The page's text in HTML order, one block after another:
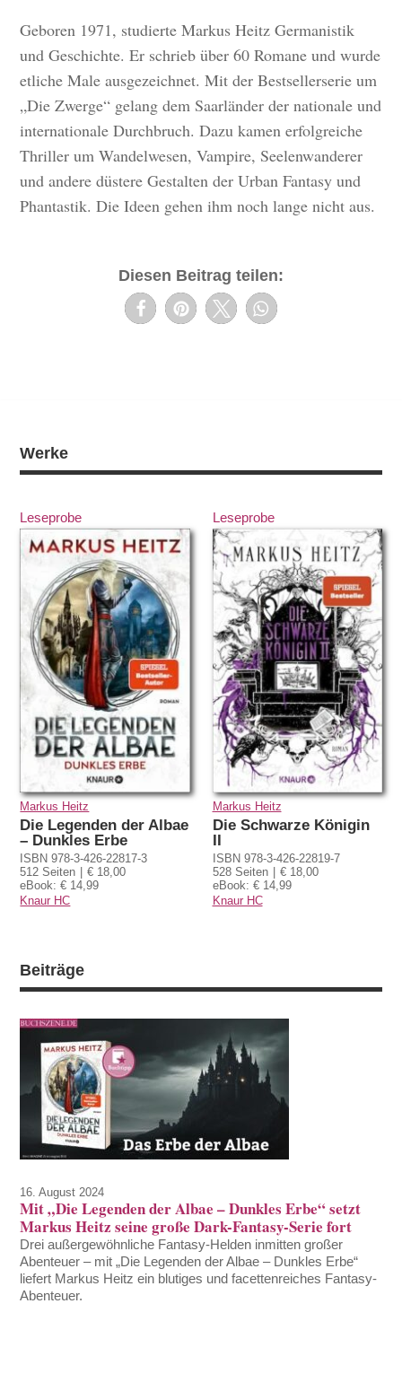
Geboren 1971, studierte Markus Heitz Germanistik
und Geschichte. Er schrieb über 60 Romane und wurde
etliche Male ausgezeichnet. Mit der Bestsellerserie um
„Die Zwerge“ gelang dem Saarländer der nationale und
internationale Durchbruch. Dazu kamen erfolgreiche
Thriller um Wandelwesen, Vampire, Seelenwanderer
und andere düstere Gestalten der Urban Fantasy und
Phantastik. Die Ideen gehen ihm noch lange nicht aus.
Diesen Beitrag teilen:
Werke
Leseprobe
Markus Heitz
Die Legenden der Albae
– Dunkles Erbe
ISBN 978-3-426-22817-3
512 Seiten
€ 18,00
eBook: € 14,99
Knaur HC
Leseprobe
Markus Heitz
Die Schwarze Königin
II
ISBN 978-3-426-22819-7
528 Seiten
€ 18,00
eBook: € 14,99
Knaur HC
Beiträge
16. August 2024
Mit „Die Legenden der Albae – Dunkles Erbe“ setzt
Markus Heitz seine große Dark-Fantasy-Serie fort
Drei außergewöhnliche Fantasy-Helden inmitten großer
Abenteuer – mit „Die Legenden der Albae – Dunkles Erbe“
liefert Markus Heitz ein blutiges und facettenreiches Fantasy-
Abenteuer.